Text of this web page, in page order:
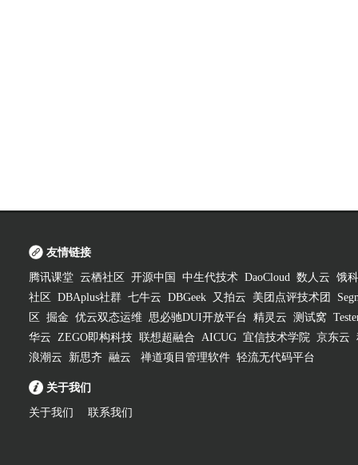
友情链接
腾讯课堂 云栖社区 开源中国 中生代技术 DaoCloud 数人云 饿
社区
DBAplus社群 七牛云 DBGeek 又拍云 美团点评技术团
区
掘金 优云双态运维 思必驰DUI开放平台 精灵云 测试窝
华云 ZEGO即构科技 联想超融合 AICUG 宜信技术学院 京东云
浪潮云
新思齐 融云 禅道项目管理软件 轻流无代码平台
关于我们
关于我们 联系我们